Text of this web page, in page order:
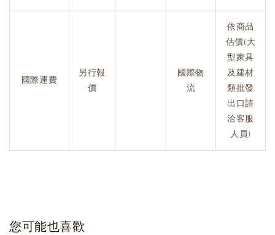
國際運費
另行報
價
國際物
流
依商品
估價(大
型家具
及建材
類批發
出口請
洽客服
人員)
您可能也喜歡